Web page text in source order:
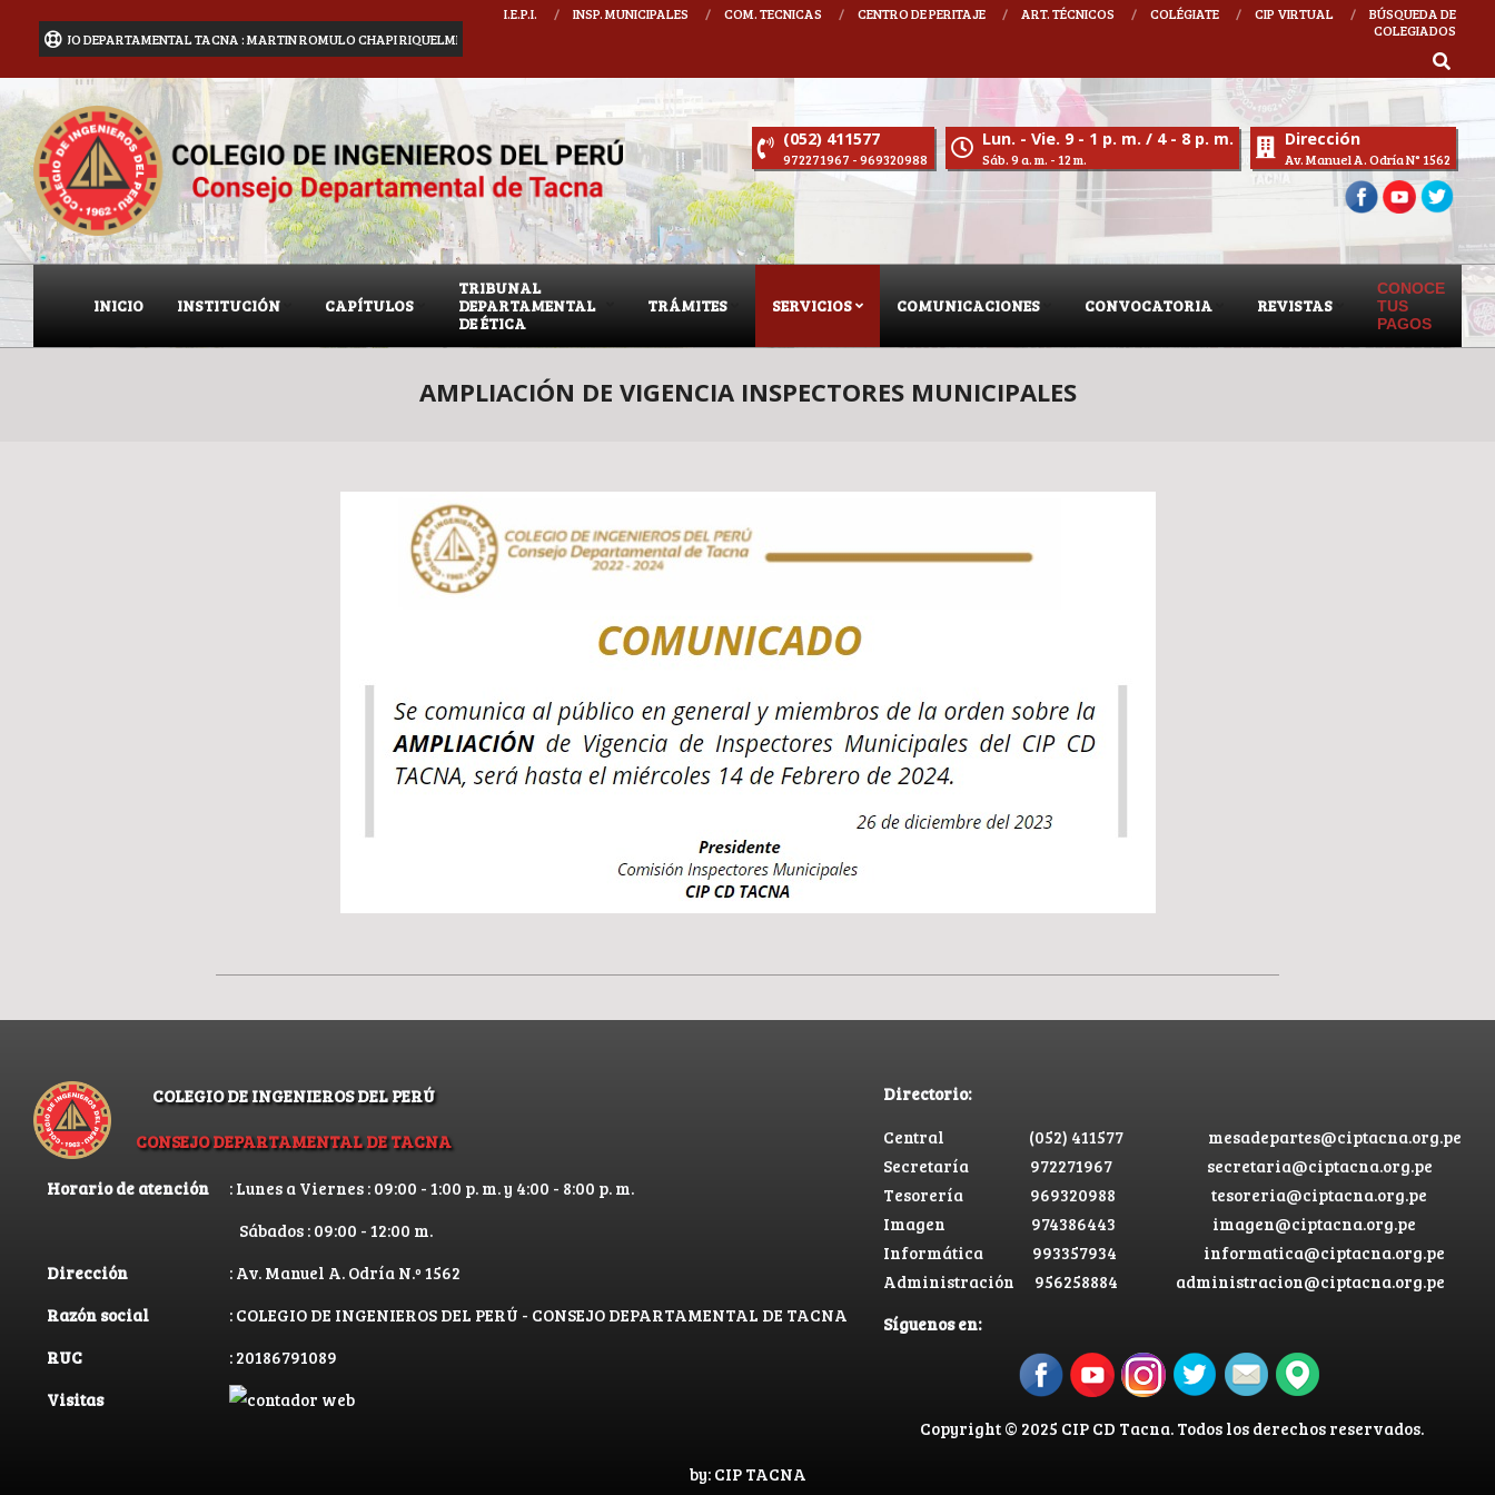
DEPARTAMENTAL TACNA : MARTIN ROMULO CHAPI RIQUELME
I.E.P.I. INSP. MUNICIPALES COM. TECNICAS CENTRO DE PERITAJE ART. TÉCNICOS COLÉGIATE CIP VIRTUAL
BÚSQUEDA DE
COLEGIADOS
(052) 411577
972271967 - 969320988
Lun. - Vie. 9 - 1 p. m. / 4 - 8 p. m.
Sáb. 9 a. m. - 12 m.
Dirección
Av. Manuel A. Odría N° 1562
INICIO INSTITUCIÓN CAPÍTULOS
TRIBUNAL
DEPARTAMENTAL
DE ÉTICA
TRÁMITES SERVICIOS COMUNICACIONES CONVOCATORIA REVISTAS
CONOCE
TUS
PAGOS
AMPLIACIÓN DE VIGENCIA INSPECTORES MUNICIPALES
COLEGIO DE INGENIEROS DEL PERÚ
CONSEJO DEPARTAMENTAL DE TACNA
Horario de atención
: Lunes a Viernes : 09:00 - 1:00 p. m. y 4:00 - 8:00 p. m.
Sábados : 09:00 - 12:00 m.
Dirección
: Av. Manuel A. Odría N.º 1562
Razón social
: COLEGIO DE INGENIEROS DEL PERÚ - CONSEJO DEPARTAMENTAL DE TACNA
RUC
: 20186791089
Visitas
Directorio:
Central
(052) 411577
mesadepartes@ciptacna.org.pe
Secretaría
972271967
secretaria@ciptacna.org.pe
Tesorería
969320988
tesoreria@ciptacna.org.pe
Imagen
974386443
imagen@ciptacna.org.pe
Informática
993357934
informatica@ciptacna.org.pe
Administración
956258884
administracion@ciptacna.org.pe
Síguenos en:
Copyright © 2025 CIP CD Tacna. Todos los derechos reservados.
by: CIP TACNA